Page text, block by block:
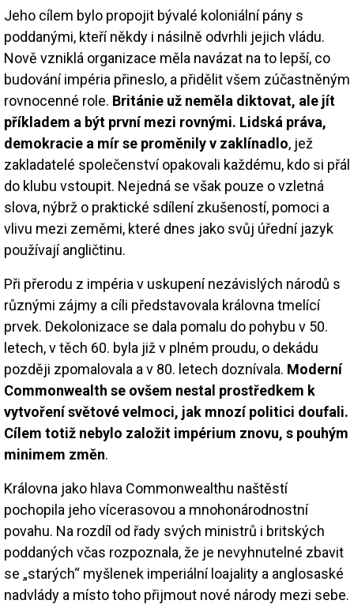
Jeho cílem bylo propojit bývalé koloniální pány s
poddanými, kteří někdy i násilně odvrhli jejich vládu.
Nově vzniklá organizace měla navázat na to lepší, co
budování impéria přineslo, a přidělit všem zúčastněným
rovnocenné role. Británie už neměla diktovat, ale jít
příkladem a být první mezi rovnými. Lidská práva,
demokracie a mír se proměnily v zaklínadlo, jež
zakladatelé společenství opakovali každému, kdo si přál
do klubu vstoupit. Nejedná se však pouze o vzletná
slova, nýbrž o praktické sdílení zkušeností, pomoci a
vlivu mezi zeměmi, které dnes jako svůj úřední jazyk
používají angličtinu.
Při přerodu z impéria v uskupení nezávislých národů s
různými zájmy a cíli představovala královna tmelící
prvek. Dekolonizace se dala pomalu do pohybu v 50.
letech, v těch 60. byla již v plném proudu, o dekádu
později zpomalovala a v 80. letech doznívala. Moderní
Commonwealth se ovšem nestal prostředkem k
vytvoření světové velmoci, jak mnozí politici doufali.
Cílem totiž nebylo založit impérium znovu, s pouhým
minimem změn.
Královna jako hlava Commonwealthu naštěstí
pochopila jeho vícerasovou a mnohonárodnostní
povahu. Na rozdíl od řady svých ministrů i britských
poddaných včas rozpoznala, že je nevyhnutelné zbavit
se „starých“ myšlenek imperiální loajality a anglosaské
nadvlády a místo toho přijmout nové národy mezi sebe.